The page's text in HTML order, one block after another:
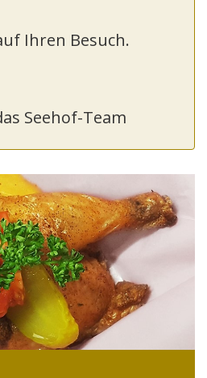
Ihren Besuch.
Seehof-Team